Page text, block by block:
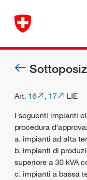
Art. 16 , 17
LIE
I seguenti impianti
procedura
a. impianti ad alta
b. impianti di
superiore a 30 kVA
c. impianti a bassa